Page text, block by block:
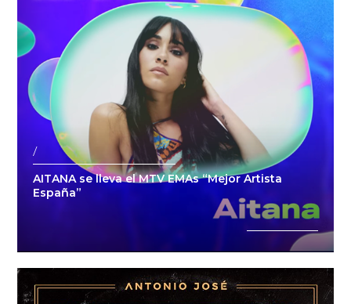
/
AITANA se lleva el MTV EMAs “Mejor Artista
España”